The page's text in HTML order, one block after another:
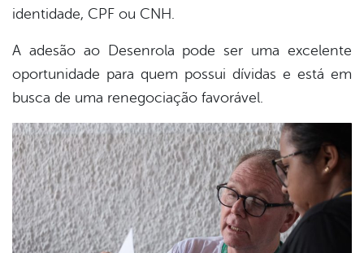
identidade, CPF ou CNH.
A adesão ao Desenrola pode ser uma excelente
oportunidade para quem possui dívidas e está em
busca de uma renegociação favorável.